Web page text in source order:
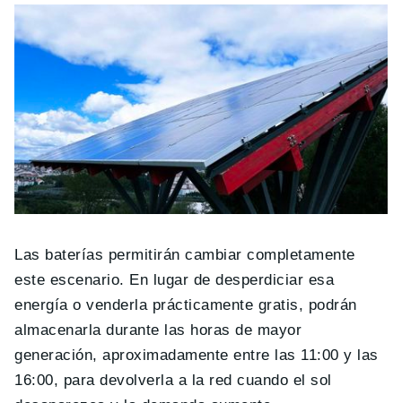
Las baterías permitirán cambiar completamente
este escenario. En lugar de desperdiciar esa
energía o venderla prácticamente gratis, podrán
almacenarla durante las horas de mayor
generación, aproximadamente entre las 11:00 y las
16:00, para devolverla a la red cuando el sol